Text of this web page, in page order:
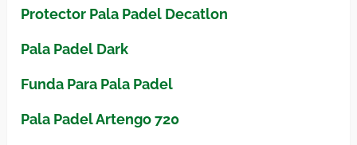
Protector Pala Padel Decatlon
Pala Padel Dark
Funda Para Pala Padel
Pala Padel Artengo 720